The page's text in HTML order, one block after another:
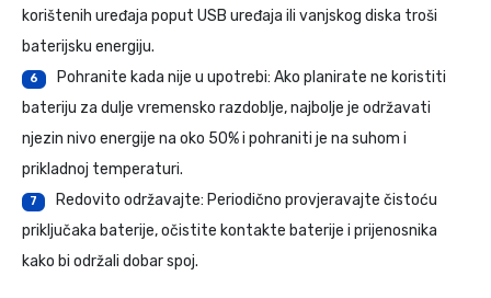
korištenih uređaja poput USB uređaja ili vanjskog diska troši
baterijsku energiju.
6
Pohranite kada nije u upotrebi: Ako planirate ne koristiti
bateriju za dulje vremensko razdoblje, najbolje je održavati
njezin nivo energije na oko 50% i pohraniti je na suhom i
prikladnoj temperaturi.
7
Redovito održavajte: Periodično provjeravajte čistoću
priključaka baterije, očistite kontakte baterije i prijenosnika
kako bi održali dobar spoj.